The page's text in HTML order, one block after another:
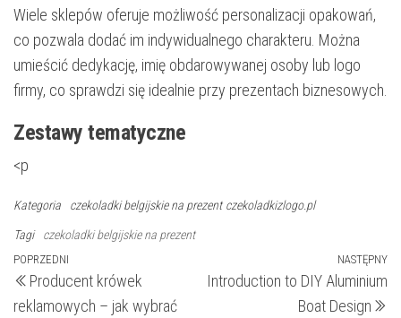
Wiele sklepów oferuje możliwość personalizacji opakowań,
co pozwala dodać im indywidualnego charakteru. Można
umieścić dedykację, imię obdarowywanej osoby lub logo
firmy, co sprawdzi się idealnie przy prezentach biznesowych.
Zestawy tematyczne
<p
Kategoria czekoladki belgijskie na prezent czekoladkizlogo.pl
Tagi czekoladki belgijskie na prezent
Nawigacja
wpisu
Poprzedni
wpis
POPRZEDNI
Producent krówek
reklamowych – jak wybrać
NASTĘPNY
Introduction to DIY Aluminium
Boat Design